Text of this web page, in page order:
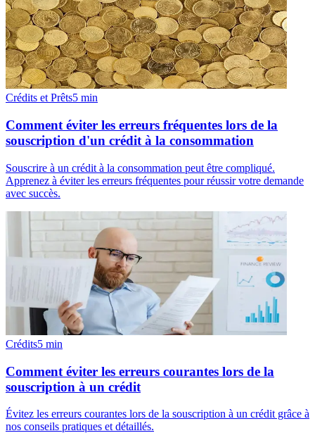
Crédits et Prêts5 min
Comment éviter les erreurs fréquentes lors de la
souscription d'un crédit à la consommation
Souscrire à un crédit à la consommation peut être compliqué.
Apprenez à éviter les erreurs fréquentes pour réussir votre demande
avec succès.
Crédits5 min
Comment éviter les erreurs courantes lors de la
souscription à un crédit
Évitez les erreurs courantes lors de la souscription à un crédit grâce à
nos conseils pratiques et détaillés.